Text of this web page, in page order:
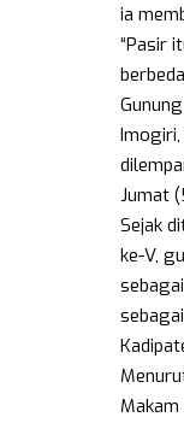
ia
“Pasir
Jumat
Sejak
ke-V,